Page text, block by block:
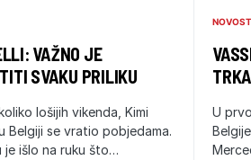
VAŽNO JE
SVAKU PRILIKU
lošijih vikenda, Kimi
Belgiji se vratio pobjedama.
je išlo na ruku što…
U